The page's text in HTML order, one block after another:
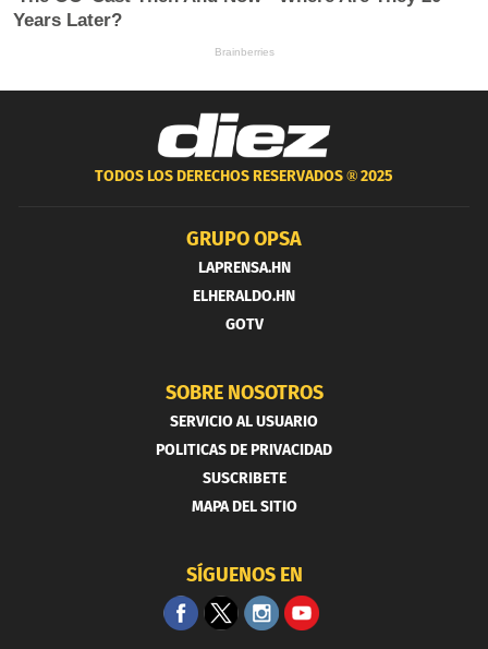
TODOS LOS DERECHOS RESERVADOS ®2025
GRUPO OPSA
LAPRENSA.HN
ELHERALDO.HN
GOTV
SOBRE NOSOTROS
SERVICIO AL USUARIO
POLITICAS DE PRIVACIDAD
SUSCRIBETE
MAPA DEL SITIO
SÍGUENOS EN